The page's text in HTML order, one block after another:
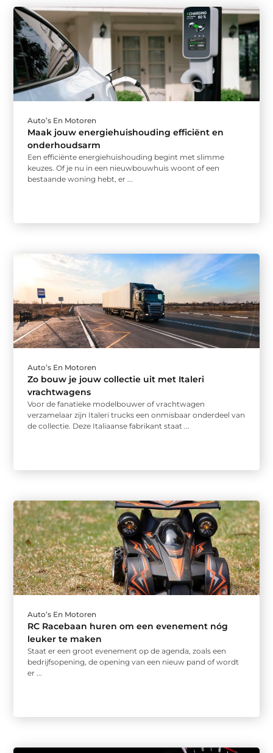
Auto’s En Motoren
Maak jouw energiehuishouding efficiënt en
onderhoudsarm
Een efficiënte energiehuishouding begint met slimme
keuzes. Of je nu in een nieuwbouwhuis woont of een
bestaande woning hebt, er ...
Auto’s En Motoren
Zo bouw je jouw collectie uit met Italeri
vrachtwagens
Voor de fanatieke modelbouwer of vrachtwagen
verzamelaar zijn Italeri trucks een onmisbaar onderdeel van
de collectie. Deze Italiaanse fabrikant staat ...
Auto’s En Motoren
RC Racebaan huren om een evenement nóg
leuker te maken
Staat er een groot evenement op de agenda, zoals een
bedrijfsopening, de opening van een nieuw pand of wordt
er ...